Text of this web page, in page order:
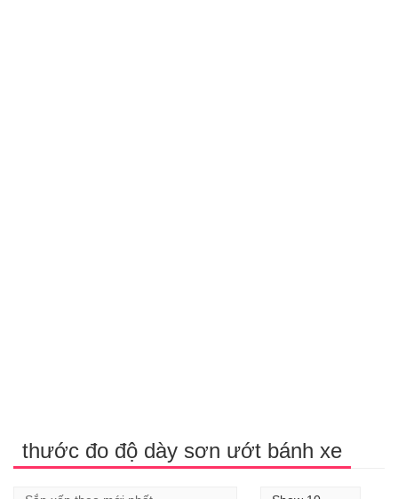
thước đo độ dày sơn ướt bánh xe